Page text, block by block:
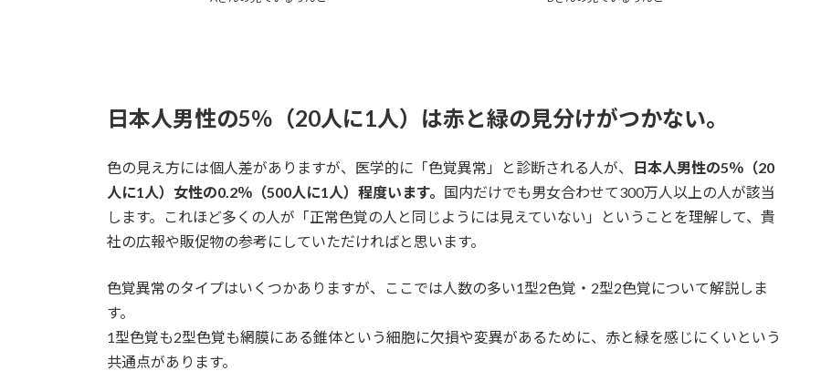
日本人男性の5％（20人に1人）は赤と緑の見分けがつかない。
色の見え方には個人差がありますが、医学的に「色覚異常」と診断される人が、
日本人男性の5％（20
人に1人）女性の0.2％（500人に1人）程度います。 国内だけでも男女合わせて300万人以上の人が該当
します。これほど多くの人が「正常色覚の人と同じようには見えていない」ということを理解して、貴
社の広報や販促物の参考にしていただければと思います。
色覚異常のタイプはいくつかありますが、ここでは人数の多い1型2色覚・2型2色覚について解説しま
す。
1型色覚も2型色覚も網膜にある錐体という細胞に欠損や変異があるために、赤と緑を感じにくいという
共通点があります。